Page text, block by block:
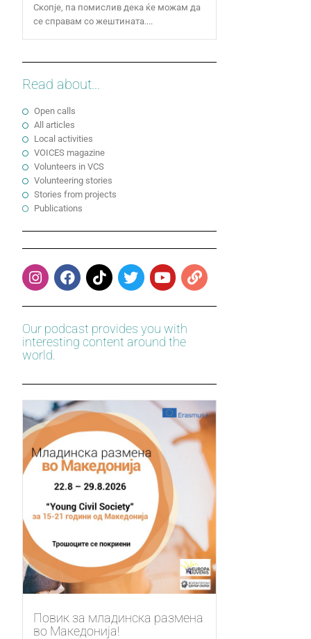
Скопје, па помислив дека ќе можам да
се справам со жештината....
Read about...
Open calls
All articles
Local activities
VOICES magazine
Volunteers in VCS
Volunteering stories
Stories from projects
Publications
Our podcast provides you with
interesting content around the
world.
Повик за младинска размена
во Македонија!